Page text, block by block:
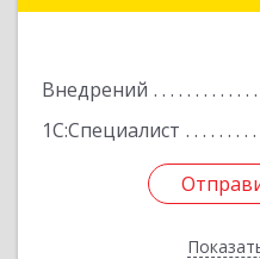
Внедрений
1С:Специалист